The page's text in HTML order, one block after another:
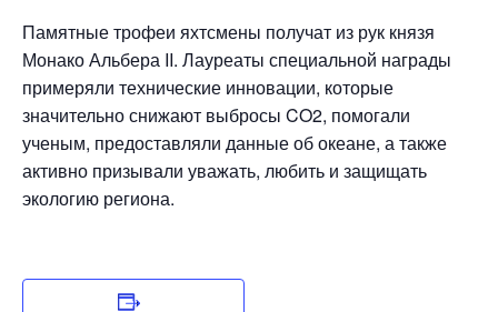
Памятные трофеи яхтсмены получат из рук князя
Монако Альбера II. Лауреаты специальной награды
примеряли технические инновации, которые
значительно снижают выбросы CO2, помогали
ученым, предоставляли данные об океане, а также
активно призывали уважать, любить и защищать
экологию региона.